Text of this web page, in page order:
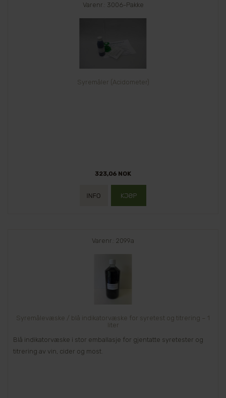
Varenr.: 3006-Pakke
Syremåler (Acidometer)
323,06 NOK
Varenr.: 2099a
Syremålevæske / blå indikatorvæske for syretest og titrering – 1
liter
Blå indikatorvæske i stor emballasje for gjentatte syretester og
titrering av vin, cider og most.